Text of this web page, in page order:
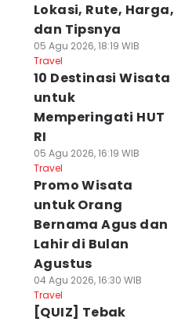
Lokasi, Rute, Harga,
dan Tipsnya
05 Agu 2026, 18:19 WIB
Travel
10 Destinasi Wisata
untuk
Memperingati HUT
RI
05 Agu 2026, 16:19 WIB
Travel
Promo Wisata
untuk Orang
Bernama Agus dan
Lahir di Bulan
Agustus
04 Agu 2026, 16:30 WIB
Travel
[QUIZ] Tebak